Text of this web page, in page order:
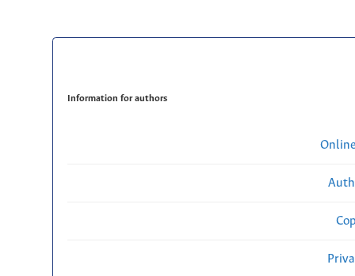
Information for authors